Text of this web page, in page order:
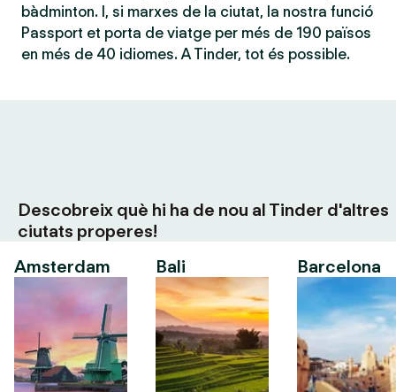
bàdminton. I, si marxes de la ciutat, la nostra funció
Passport et porta de viatge per més de 190 països
en més de 40 idiomes. A Tinder, tot és possible.
Descobreix què hi ha de nou al Tinder d'altres
ciutats properes!
Amsterdam
Bali Barcelona